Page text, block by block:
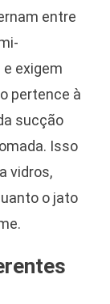
entre
exigem
pertence à
sucção
Isso
vidros,
o jato